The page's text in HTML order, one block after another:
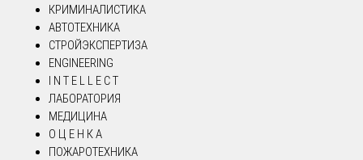
КРИМИНАЛИСТИКА
АВТОТЕХНИКА
СТРОЙЭКСПЕРТИЗА
ENGINEERING
I N T E L L E C T
ЛАБОРАТОРИЯ
МЕДИЦИНА
О Ц Е Н К А
ПОЖАРОТЕХНИКА